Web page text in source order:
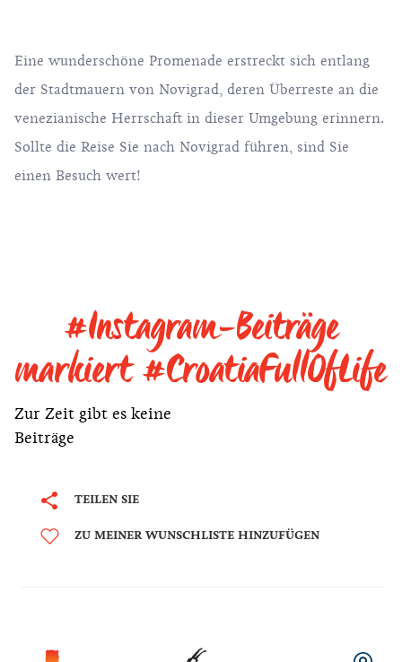
Eine wunderschöne Promenade erstreckt sich entlang
der Stadtmauern von Novigrad, deren Überreste an die
venezianische Herrschaft in dieser Umgebung erinnern.
Sollte die Reise Sie nach Novigrad führen, sind Sie
einen Besuch wert!
#Instagram-Beiträge
markiert #CroatiaFullOfLife
Zur Zeit gibt es keine
Beiträge
TEILEN SIE
ZU MEINER WUNSCHLISTE HINZUFÜGEN